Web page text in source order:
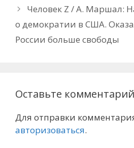
Человек Z / А. Маршал:
о демократии в США.
России больше свободы
Оставьте комментарий
Для отправки
авторизоваться.